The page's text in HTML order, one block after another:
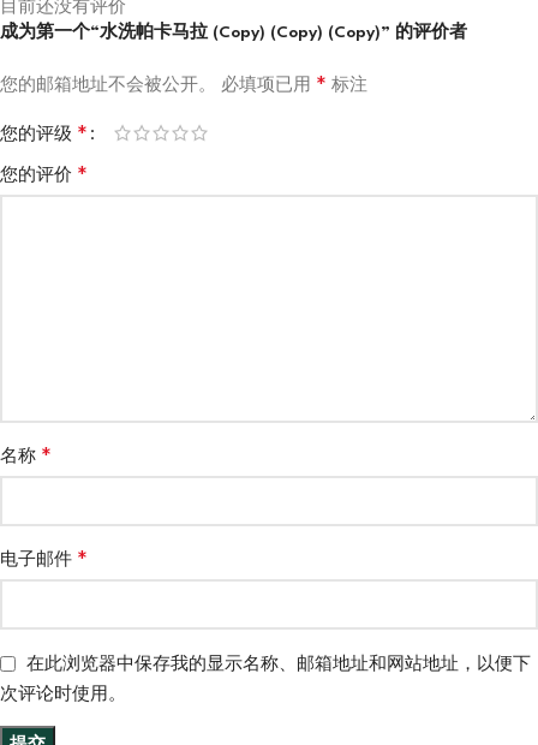
目前还没有评价
成为第一个“水洗帕卡马拉 (Copy) (Copy) (Copy)” 的评价者
您的邮箱地址不会被公开。 必填项已用 * 标注
您的评级 *
您的评价 *
名称 *
电子邮件 *
在此浏览器中保存我的显示名称、邮箱地址和网站地址，以便下
次评论时使用。